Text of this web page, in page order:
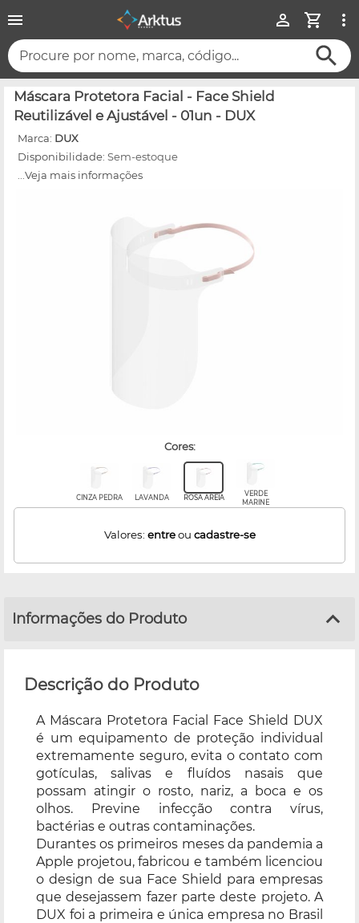
Procure por nome, marca, código...
Máscara Protetora Facial - Face Shield
Reutilizável e Ajustável - 01un - DUX
Marca: DUX
Disponibilidade: Sem-estoque
...Veja mais informações
cores:
CINZA PEDRA LAVANDA ROSA AREIA
VERDE
MARINE
Valores: entreou cadastre-se
Informações do Produto
Descrição do Produto
A Máscara Protetora Facial Face Shield DUX
é um equipamento de proteção individual
extremamente seguro, evita o contato com
gotículas, salivas e fluídos nasais que
possam atingir o rosto, nariz, a boca e os
olhos. Previne infecção contra vírus,
bactérias e outras contaminações.
Durantes os primeiros meses da pandemia a
Apple projetou, fabricou e também licenciou
o design de sua Face Shield para empresas
que desejassem fazer parte deste projeto. A
DUX foi a primeira e única empresa no Brasil